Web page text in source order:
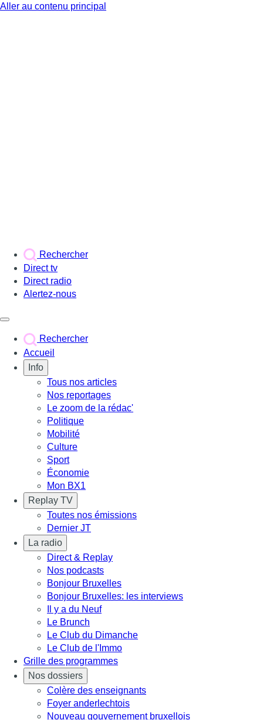
Aller au contenu principal
Rechercher
Direct tv
Direct radio
Alertez-nous
Rechercher
Accueil
Info
Tous nos articles
Nos reportages
Le zoom de la rédac'
Politique
Mobilité
Culture
Sport
Économie
Mon BX1
Replay TV
Toutes nos émissions
Dernier JT
La radio
Direct & Replay
Nos podcasts
Bonjour Bruxelles
Bonjour Bruxelles: les interviews
Il y a du Neuf
Le Brunch
Le Club du Dimanche
Le Club de l'Immo
Grille des programmes
Nos dossiers
Colère des enseignants
Foyer anderlechtois
Nouveau gouvernement bruxellois